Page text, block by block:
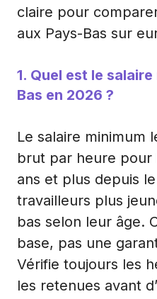
claire pour
aux Pays-Bas sur
1. Quel est le
Bas en 2026 ?
Le salaire minimum
brut par heure pour
ans et plus depuis
travailleurs plus
bas selon leur âge.
base, pas une
Vérifie toujours les
les retenues avant